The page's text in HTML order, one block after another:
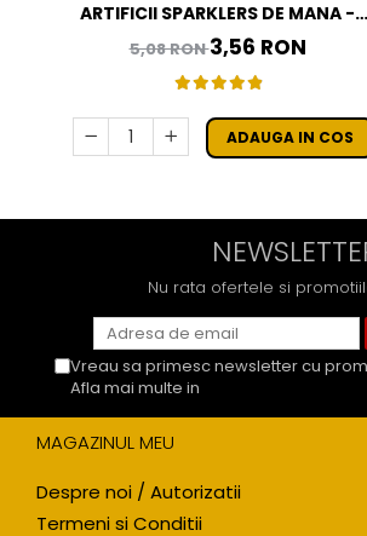
ARTIFICII SPARKLERS DE MANA -
STELUTE DE BRAD 16 CM - SET 10 BUC
5,08 RON3,56 RON
ADAUGA IN COS
Nu rata ofertele si
Vreau sa primesc newsletter cu
Afla mai multe in
MAGAZINUL MEU
Despre noi / Autorizatii
Termeni si Conditii